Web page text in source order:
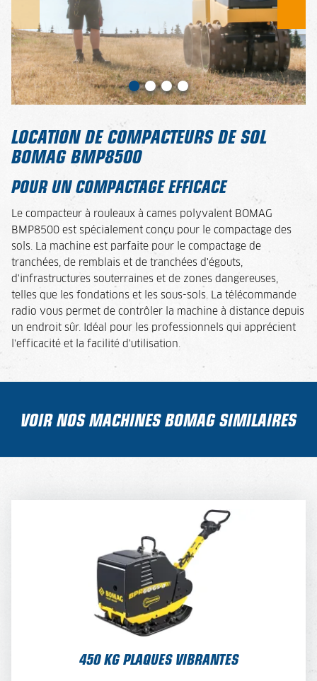
LOCATION DE COMPACTEURS DE SOL
BOMAG BMP8500
POUR UN COMPACTAGE EFFICACE
Le compacteur à rouleaux à cames polyvalent BOMAG
BMP8500 est spécialement conçu pour le compactage des
sols. La machine est parfaite pour le compactage de
tranchées, de remblais et de tranchées d'égouts,
d'infrastructures souterraines et de zones dangereuses,
telles que les fondations et les sous-sols. La télécommande
radio vous permet de contrôler la machine à distance depuis
un endroit sûr. Idéal pour les professionnels qui apprécient
l'efficacité et la facilité d'utilisation.
VOIR NOS MACHINES BOMAG SIMILAIRES
450 KG PLAQUES VIBRANTES
450 KG PLAQUES VIBRANTES
80,-
64,-
48,-
VOIR LA MACHINE